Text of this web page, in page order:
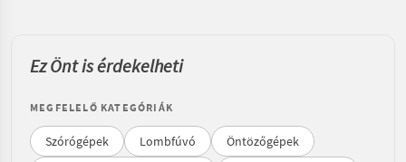
Ez Önt is érdekelheti
MEGFELELŐ KATEGÓRIÁK
Szórógépek Lombfúvó
Öntözőgépek